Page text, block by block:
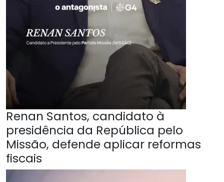
Renan Santos, candidato à
presidência da República pelo
Missão, defende aplicar reformas
fiscais